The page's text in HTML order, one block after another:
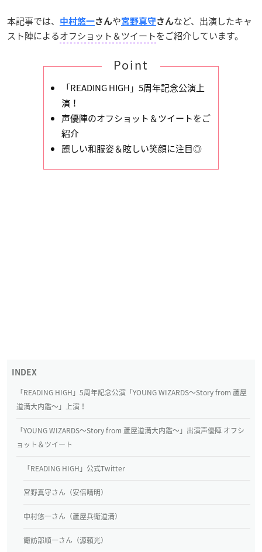
本記事では、 中村悠一さんや宮野真守さんなど、出演したキャ
スト陣によるオフショット＆ツイートをご紹介しています。
Point
「READING HIGH」5周年記念公演上
演！
声優陣のオフショット＆ツイートをご
紹介
麗しい和服姿＆眩しい笑顔に注目◎
「READING HIGH」5周年記念公演「YOUNG WIZARDS〜Story from 蘆屋
道満大内鑑〜」上演！
「YOUNG WIZARDS〜Story from 蘆屋道満大内鑑〜」出演声優陣 オフシ
ョット＆ツイート
「READING HIGH」公式Twitter
宮野真守さん（安倍晴明）
中村悠一さん（蘆屋兵衛道満）
諏訪部順一さん（源頼光）